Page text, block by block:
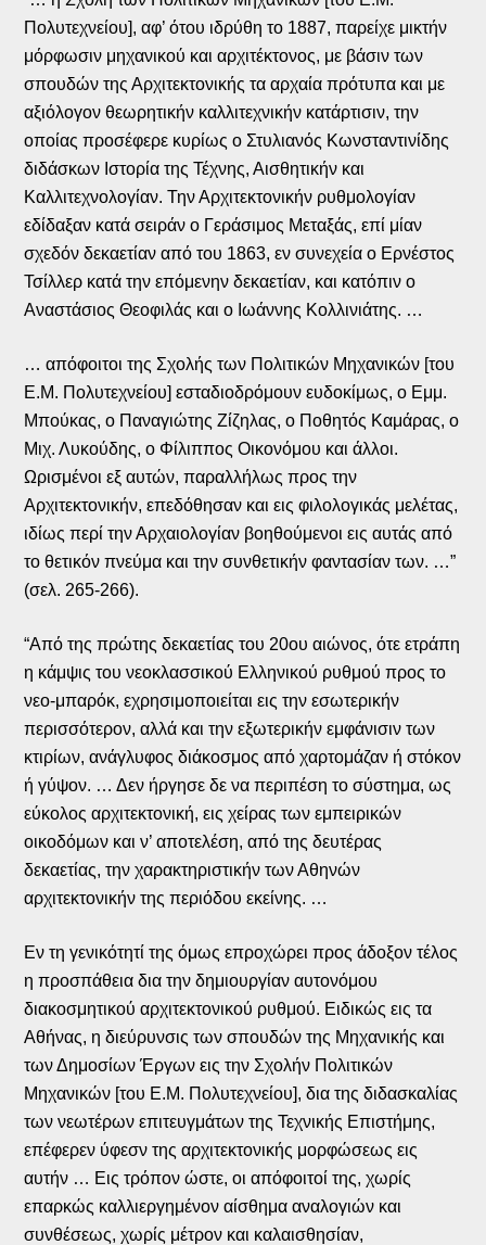
Πολυτεχνείου], αφ’ ότου ιδρύθη το 1887, παρείχε μικτήν
μόρφωσιν μηχανικού και αρχιτέκτονος, με βάσιν των
σπουδών της Αρχιτεκτονικής τα αρχαία πρότυπα και με
αξιόλογον θεωρητικήν καλλιτεχνικήν κατάρτισιν, την
οποίας προσέφερε κυρίως ο Στυλιανός Κωνσταντινίδης
διδάσκων Ιστορία της Τέχνης, Αισθητικήν και
Καλλιτεχνολογίαν. Την Αρχιτεκτονικήν ρυθμολογίαν
εδίδαξαν κατά σειράν ο Γεράσιμος Μεταξάς, επί μίαν
σχεδόν δεκαετίαν από του 1863, εν συνεχεία ο Ερνέστος
Τσίλλερ κατά την επόμενην δεκαετίαν, και κατόπιν ο
Αναστάσιος Θεοφιλάς και ο Ιωάννης Κολλινιάτης. …
… απόφοιτοι της Σχολής των Πολιτικών Μηχανικών [του
Ε.Μ. Πολυτεχνείου] εσταδιοδρόμουν ευδοκίμως, ο Εμμ.
Μπούκας, ο Παναγιώτης Ζίζηλας, ο Ποθητός Καμάρας, ο
Μιχ. Λυκούδης, ο Φίλιππος Οικονόμου και άλλοι.
Ωρισμένοι εξ αυτών, παραλλήλως προς την
Αρχιτεκτονικήν, επεδόθησαν και εις φιλολογικάς μελέτας,
ιδίως περί την Αρχαιολογίαν βοηθούμενοι εις αυτάς από
το θετικόν πνεύμα και την συνθετικήν φαντασίαν των. …”
(σελ. 265-266).
“Από της πρώτης δεκαετίας του 20ου αιώνος, ότε ετράπη
η κάμψις του νεοκλασσικού Ελληνικού ρυθμού προς το
νεο-μπαρόκ, εχρησιμοποιείται εις την εσωτερικήν
περισσότερον, αλλά και την εξωτερικήν εμφάνισιν των
κτιρίων, ανάγλυφος διάκοσμος από χαρτομάζαν ή στόκον
ή γύψον. … Δεν ήργησε δε να περιπέση το σύστημα, ως
εύκολος αρχιτεκτονική, εις χείρας των εμπειρικών
οικοδόμων και ν’ αποτελέση, από της δευτέρας
δεκαετίας, την χαρακτηριστικήν των Αθηνών
αρχιτεκτονικήν της περιόδου εκείνης. …
Εν τη γενικότητί της όμως επροχώρει προς άδοξον τέλος
η προσπάθεια δια την δημιουργίαν αυτονόμου
διακοσμητικού αρχιτεκτονικού ρυθμού. Ειδικώς εις τα
Αθήνας, η διεύρυνσις των σπουδών της Μηχανικής και
των Δημοσίων Έργων εις την Σχολήν Πολιτικών
Μηχανικών [του Ε.Μ. Πολυτεχνείου], δια της διδασκαλίας
των νεωτέρων επιτευγμάτων της Τεχνικής Επιστήμης,
επέφερεν ύφεσν της αρχιτεκτονικής μορφώσεως εις
αυτήν … Εις τρόπον ώστε, οι απόφοιτοί της, χωρίς
επαρκώς καλλιεργημένον αίσθημα αναλογιών και
συνθέσεως, χωρίς μέτρον και καλαισθησίαν,